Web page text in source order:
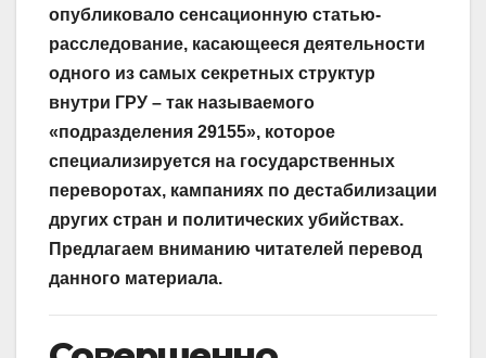
опубликовало сенсационную статью-
расследование, касающееся деятельности
одного из самых секретных структур
внутри ГРУ – так называемого
«подразделения 29155», которое
специализируется на государственных
переворотах, кампаниях по дестабилизации
других стран и политических убийствах.
Предлагаем вниманию читателей перевод
данного материала.